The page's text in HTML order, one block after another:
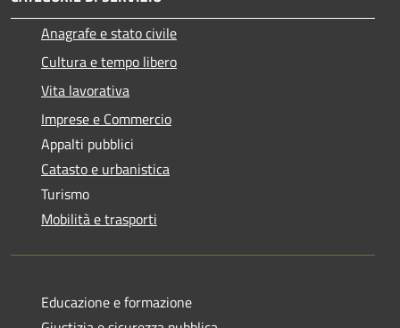
Anagrafe e stato civile
Cultura e tempo libero
Vita lavorativa
Imprese e Commercio
Appalti pubblici
Catasto e urbanistica
Turismo
Mobilità e trasporti
Educazione e formazione